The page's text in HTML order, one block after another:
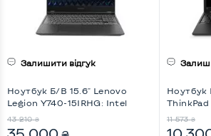
Залишити відгук
Ноутбук Б/В 15.6" Lenovo
Legion Y740-15IRHG: Intel
43 210 ₴
Ноутбук
11 573 ₴